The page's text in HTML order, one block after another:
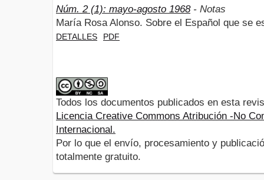
Núm. 2 (1): mayo-agosto 1968- Notas
María Rosa Alonso. Sobre el Español que se
DETALLES PDF
Todos los documentos publicados en esta
Licencia Creative Commons Atribución -No
Internacional.
Por lo que el envío, procesamiento y
totalmente gratuito.